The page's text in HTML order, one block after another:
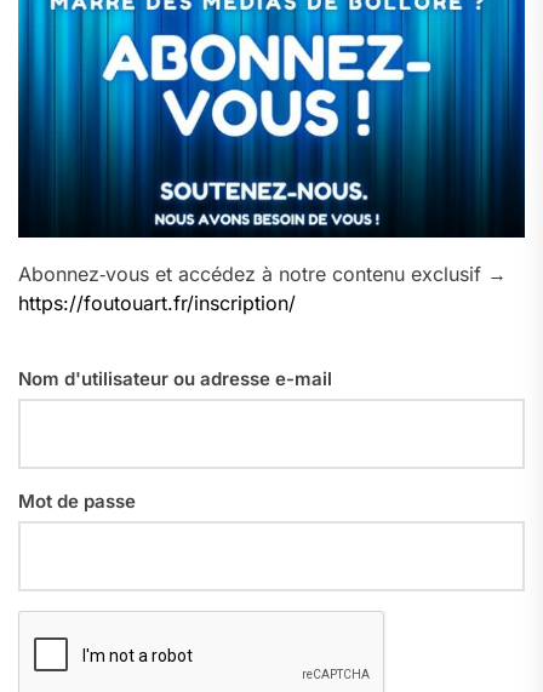
Abonnez‑vous et accédez à notre contenu exclusif →
https://foutouart.fr/inscription/
Nom d'utilisateur ou adresse e-mail
Mot de passe